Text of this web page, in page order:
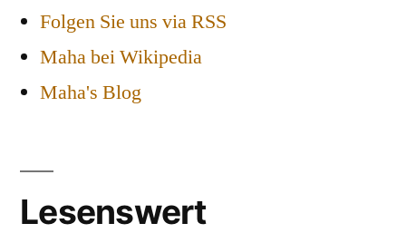
Folgen Sie uns via RSS
Maha bei Wikipedia
Maha's Blog
Lesenswert